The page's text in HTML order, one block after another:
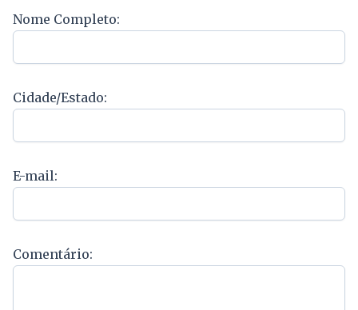
Nome Completo:
Cidade/Estado:
E-mail:
Comentário: